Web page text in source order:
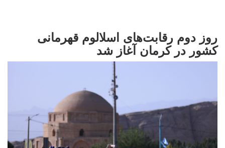
روز دوم رقابت‌های اسلالوم قهرمانی
کشور در کرمان آغاز شد